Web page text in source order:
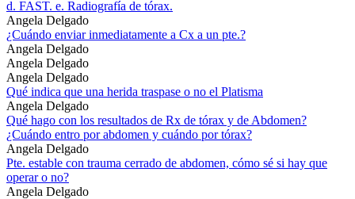
d. FAST. e. Radiografía de tórax.
Angela Delgado
¿Cuándo enviar inmediatamente a Cx a un pte.?
Angela Delgado
Angela Delgado
Angela Delgado
Qué indica que una herida traspase o no el Platisma
Angela Delgado
Qué hago con los resultados de Rx de tórax y de Abdomen?
¿Cuándo entro por abdomen y cuándo por tórax?
Angela Delgado
Pte. estable con trauma cerrado de abdomen, cómo sé si hay que
operar o no?
Angela Delgado